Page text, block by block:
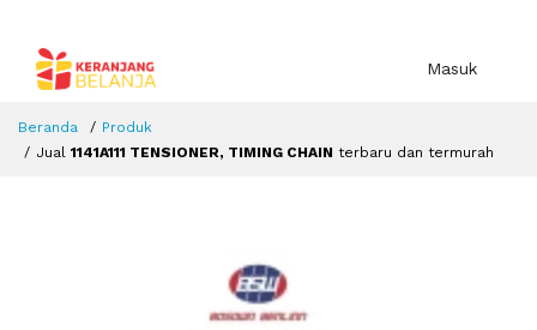
Masuk
Beranda
Produk
Jual 1141A111 TENSIONER, TIMING CHAIN terbaru dan termurah